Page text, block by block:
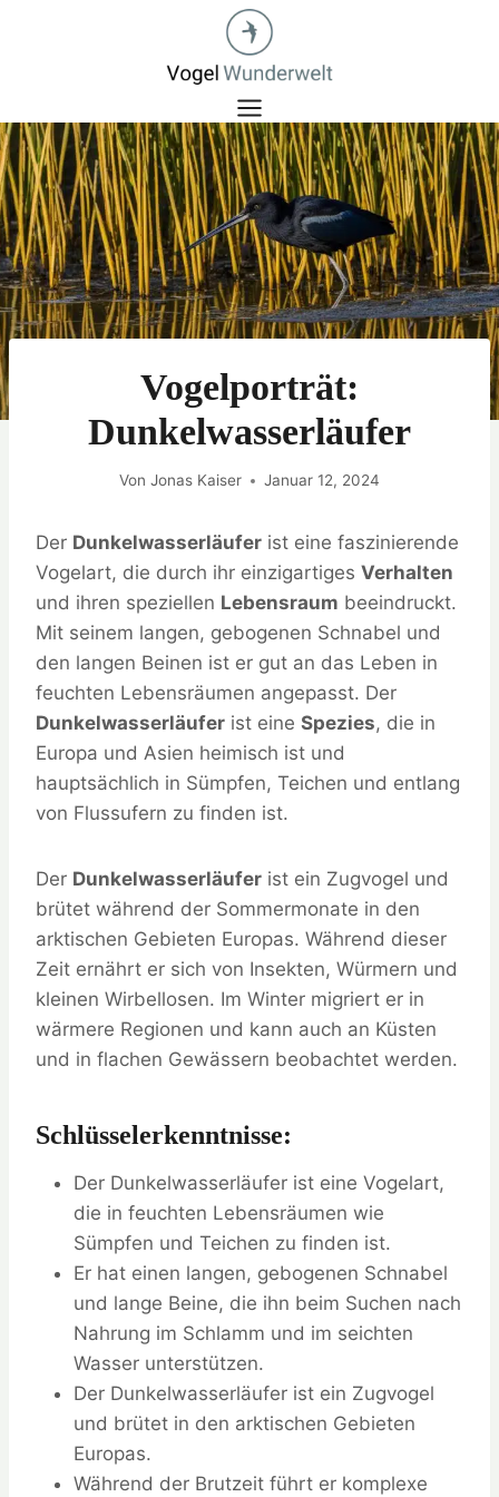
Vogelporträt:
Dunkelwasserläufer
Von Jonas Kaiser Januar 12, 2024
Der Dunkelwasserläufer ist eine faszinierende
Vogelart, die durch ihr einzigartiges Verhalten
und ihren speziellen Lebensraum beeindruckt.
Mit seinem langen, gebogenen Schnabel und
den langen Beinen ist er gut an das Leben in
feuchten Lebensräumen angepasst. Der
Dunkelwasserläufer ist eine Spezies, die in
Europa und Asien heimisch ist und
hauptsächlich in Sümpfen, Teichen und entlang
von Flussufern zu finden ist.
Der Dunkelwasserläufer ist ein Zugvogel und
brütet während der Sommermonate in den
arktischen Gebieten Europas. Während dieser
Zeit ernährt er sich von Insekten, Würmern und
kleinen Wirbellosen. Im Winter migriert er in
wärmere Regionen und kann auch an Küsten
und in flachen Gewässern beobachtet werden.
Schlüsselerkenntnisse:
Der Dunkelwasserläufer ist eine Vogelart,
die in feuchten Lebensräumen wie
Sümpfen und Teichen zu finden ist.
Er hat einen langen, gebogenen Schnabel
und lange Beine, die ihn beim Suchen nach
Nahrung im Schlamm und im seichten
Wasser unterstützen.
Der Dunkelwasserläufer ist ein Zugvogel
und brütet in den arktischen Gebieten
Europas.
Während der Brutzeit führt er komplexe